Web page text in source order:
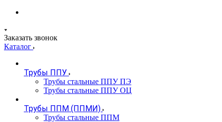
Заказать звонок
Каталог
Трубы ППУ
Трубы стальные ППУ ПЭ
Трубы стальные ППУ ОЦ
Трубы ППМ (ППМИ)
Трубы стальные ППМ